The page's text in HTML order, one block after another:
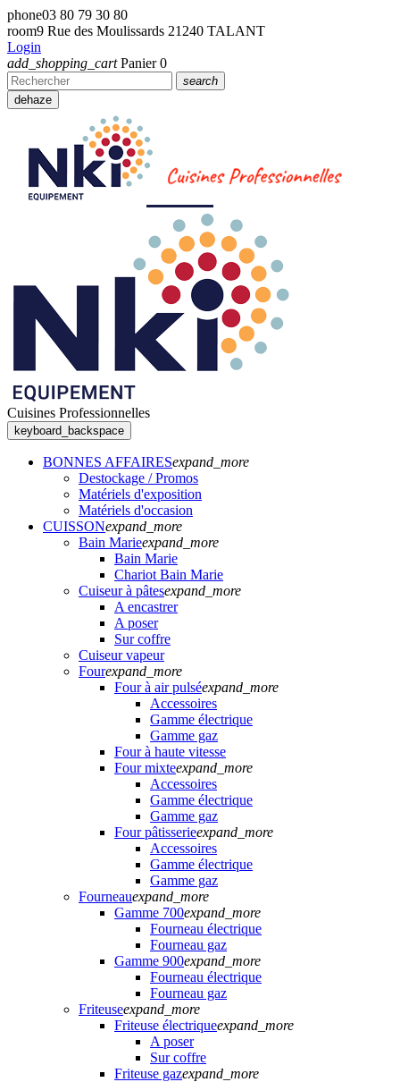
phone03 80 79 30 80
room9 Rue des Moulissards 21240 TALANT
Login
add_shopping_cart Panier 0
search
dehaze
Cuisines Professionnelles
keyboard_backspace
BONNES AFFAIRESexpand_more
Destockage / Promos
Matériels d'exposition
Matériels d'occasion
CUISSONexpand_more
Bain Marieexpand_more
Bain Marie
Chariot Bain Marie
Cuiseur à pâtesexpand_more
A encastrer
A poser
Sur coffre
Cuiseur vapeur
Fourexpand_more
Four à air pulséexpand_more
Accessoires
Gamme électrique
Gamme gaz
Four à haute vitesse
Four mixteexpand_more
Accessoires
Gamme électrique
Gamme gaz
Four pâtisserieexpand_more
Accessoires
Gamme électrique
Gamme gaz
Fourneauexpand_more
Gamme 700expand_more
Fourneau électrique
Fourneau gaz
Gamme 900expand_more
Fourneau électrique
Fourneau gaz
Friteuseexpand_more
Friteuse électriqueexpand_more
A poser
Sur coffre
Friteuse gazexpand_more